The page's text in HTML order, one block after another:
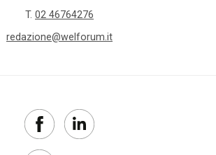
T. 02 46764276
redazione@welforum.it